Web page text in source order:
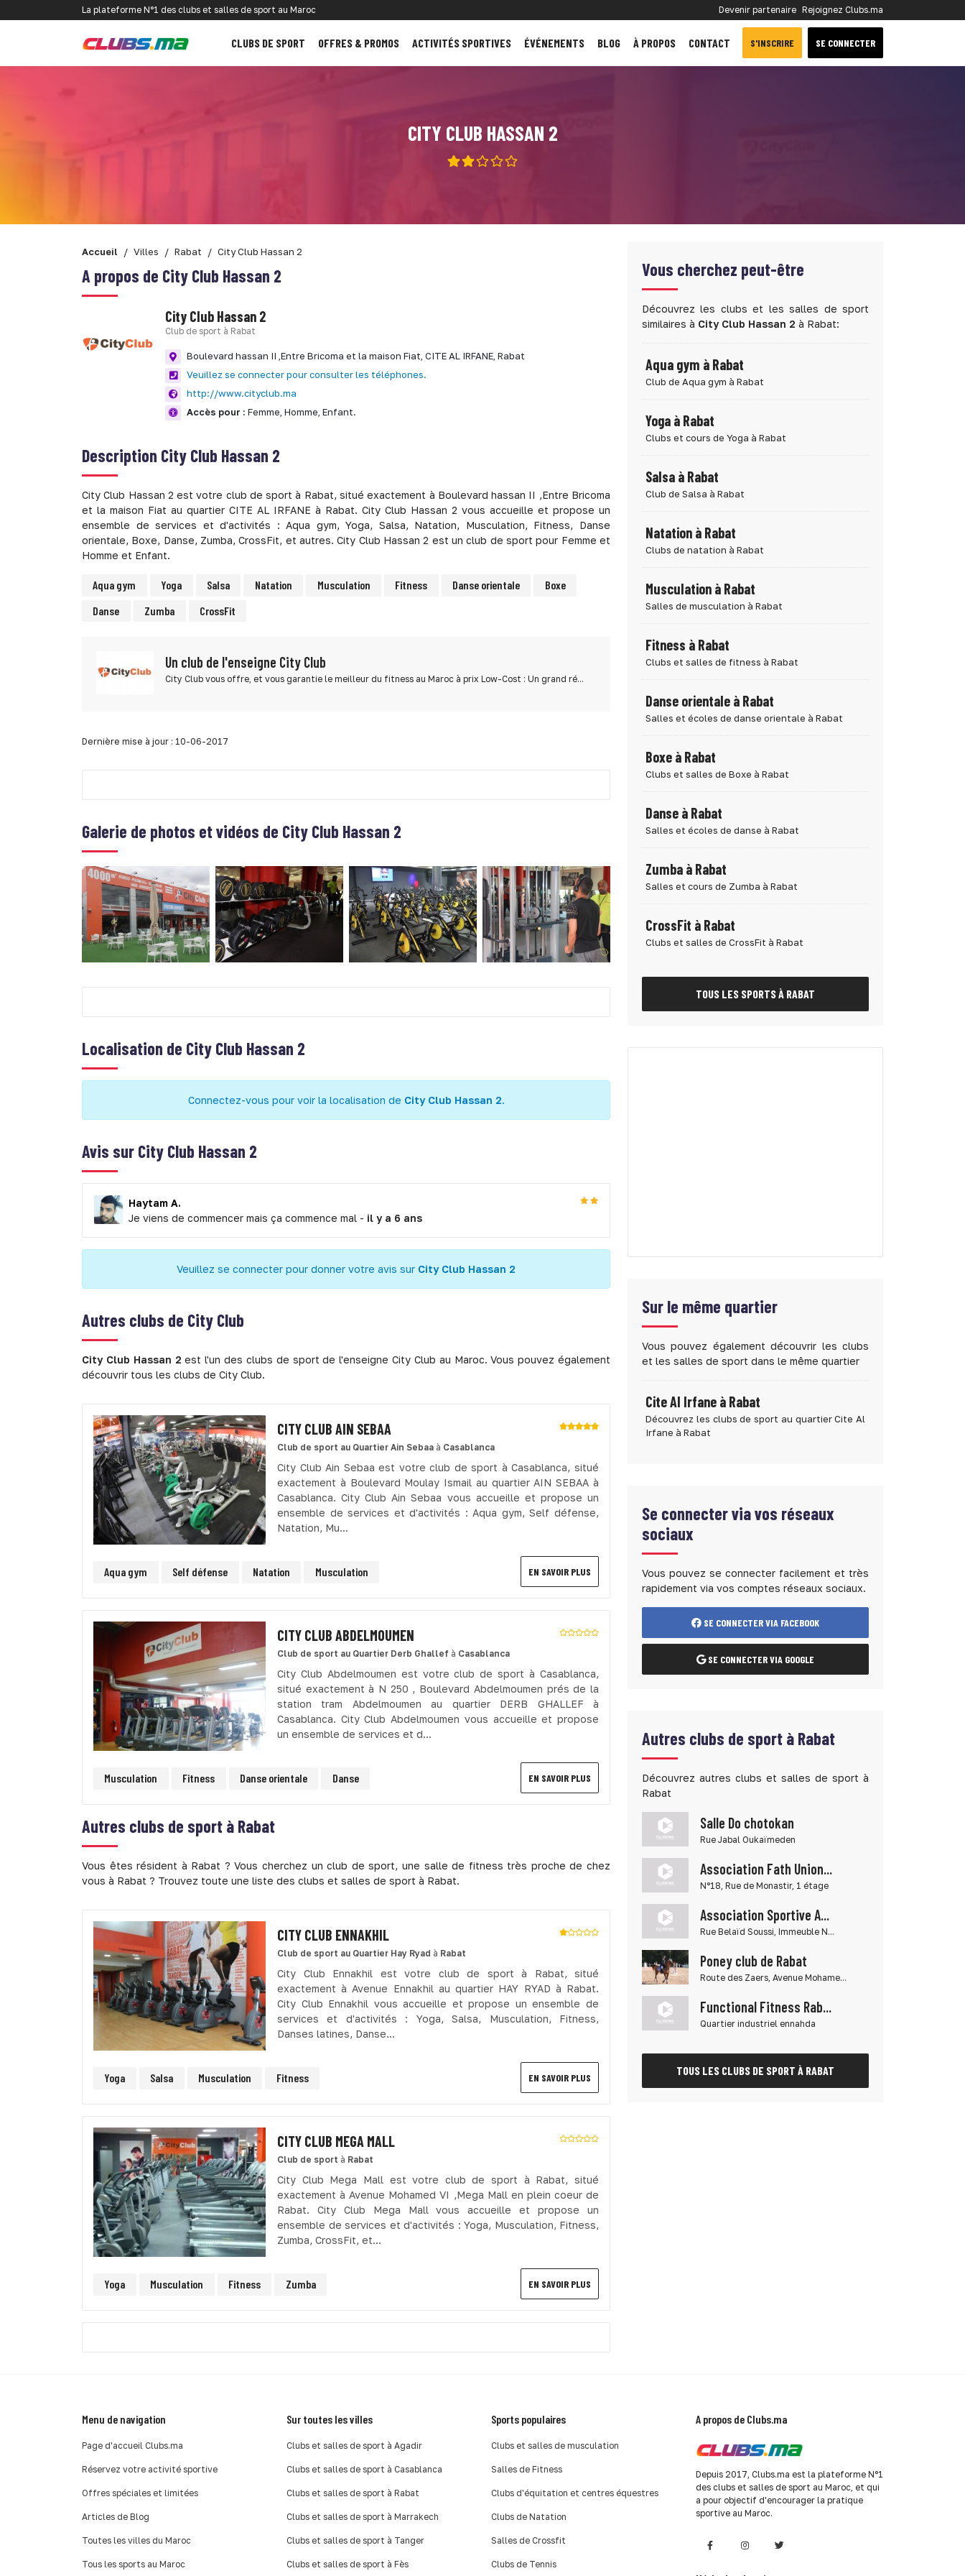
La plateforme N°1 des clubs et salles de sport au Maroc Devenir partenaire Rejoignez Clubs.ma
CLUBS DE SPORT OFFRES & PROMOS ACTIVITÉS SPORTIVES ÉVÉNEMENTS BLOG À PROPOS CONTACT S'INSCRIRE SE CONNECTER
CITY CLUB HASSAN 2
Accueil Villes Rabat City Club Hassan 2
A propos de City Club Hassan 2
City Club Hassan 2
Club de sport à Rabat
Boulevard hassan II ,Entre Bricoma et la maison Fiat, CITE AL IRFANE, Rabat
Veuillez se connecter pour consulter les téléphones.
http://www.cityclub.ma
Accès pour : Femme, Homme, Enfant.
Description City Club Hassan 2
City Club Hassan 2 est votre club de sport à Rabat, situé exactement à Boulevard hassan II ,Entre Bricoma
et la maison Fiat au quartier CITE AL IRFANE à Rabat. City Club Hassan 2 vous accueille et propose un
ensemble de services et d'activités : Aqua gym, Yoga, Salsa, Natation, Musculation, Fitness, Danse
orientale, Boxe, Danse, Zumba, CrossFit, et autres. City Club Hassan 2 est un club de sport pour Femme et
Homme et Enfant.
Aqua gym Yoga Salsa Natation Musculation Fitness Danse orientale
Boxe
Danse
Zumba CrossFit
Un club de l'enseigne City Club
City Club vous offre, et vous garantie le meilleur du fitness au Maroc à prix Low-Cost : Un grand ré...
Dernière mise à jour : 10-06-2017
Galerie de photos et vidéos de City Club Hassan 2
Localisation de City Club Hassan 2
Connectez-vous pour voir la localisation de City Club Hassan 2.
Avis sur City Club Hassan 2
Haytam A.
Je viens de commencer mais ça commence mal - il y a 6 ans
Veuillez se connecter pour donner votre avis sur City Club Hassan 2
Autres clubs de City Club
City Club Hassan 2 est l'un des clubs de sport de l'enseigne City Club au Maroc. Vous pouvez également
découvrir tous les clubs de City Club.
CITY CLUB AIN SEBAA
Club de sport au Quartier Ain Sebaa à Casablanca
City Club Ain Sebaa est votre club de sport à Casablanca, situé
exactement à Boulevard Moulay Ismail au quartier AIN SEBAA à
Casablanca. City Club Ain Sebaa vous accueille et propose un
ensemble de services et d'activités : Aqua gym, Self défense,
Natation, Mu...
Aqua gym Self défense Natation Musculation EN SAVOIR PLUS
CITY CLUB ABDELMOUMEN
Club de sport au Quartier Derb Ghallef à Casablanca
City Club Abdelmoumen est votre club de sport à Casablanca,
situé exactement à N 250 , Boulevard Abdelmoumen prés de la
station tram Abdelmoumen au quartier DERB GHALLEF à
Casablanca. City Club Abdelmoumen vous accueille et propose
un ensemble de services et d...
Musculation Fitness Danse orientale Danse EN SAVOIR PLUS
Autres clubs de sport à Rabat
Vous êtes résident à Rabat ? Vous cherchez un club de sport, une salle de fitness très proche de chez
vous à Rabat ? Trouvez toute une liste des clubs et salles de sport à Rabat.
CITY CLUB ENNAKHIL
Club de sport au Quartier Hay Ryad à Rabat
City Club Ennakhil est votre club de sport à Rabat, situé
exactement à Avenue Ennakhil au quartier HAY RYAD à Rabat.
City Club Ennakhil vous accueille et propose un ensemble de
services et d'activités : Yoga, Salsa, Musculation, Fitness,
Danses latines, Danse...
Yoga Salsa Musculation Fitness EN SAVOIR PLUS
CITY CLUB MEGA MALL
Club de sport à Rabat
City Club Mega Mall est votre club de sport à Rabat, situé
exactement à Avenue Mohamed VI ,Mega Mall en plein coeur de
Rabat. City Club Mega Mall vous accueille et propose un
ensemble de services et d'activités : Yoga, Musculation, Fitness,
Zumba, CrossFit, et...
Yoga Musculation Fitness Zumba EN SAVOIR PLUS
Vous cherchez peut-être
Découvrez les clubs et les salles de sport
similaires à City Club Hassan 2 à Rabat:
Aqua gym à Rabat
Club de Aqua gym à Rabat
Yoga à Rabat
Clubs et cours de Yoga à Rabat
Salsa à Rabat
Club de Salsa à Rabat
Natation à Rabat
Clubs de natation à Rabat
Musculation à Rabat
Salles de musculation à Rabat
Fitness à Rabat
Clubs et salles de fitness à Rabat
Danse orientale à Rabat
Salles et écoles de danse orientale à Rabat
Boxe à Rabat
Clubs et salles de Boxe à Rabat
Danse à Rabat
Salles et écoles de danse à Rabat
Zumba à Rabat
Salles et cours de Zumba à Rabat
CrossFit à Rabat
Clubs et salles de CrossFit à Rabat
TOUS LES SPORTS À RABAT
Sur le même quartier
Vous pouvez également découvrir les clubs
et les salles de sport dans le même quartier
Cite Al Irfane à Rabat
Découvrez les clubs de sport au quartier Cite Al
Irfane à Rabat
Se connecter via vos réseaux
sociaux
Vous pouvez se connecter facilement et très
rapidement via vos comptes réseaux sociaux.
SE CONNECTER VIA FACEBOOK
SE CONNECTER VIA GOOGLE
Autres clubs de sport à Rabat
Découvrez autres clubs et salles de sport à
Rabat
Salle Do chotokan
Rue Jabal Oukaïmeden
Association Fath Union...
N°18, Rue de Monastir, 1 étage
Association Sportive A...
Rue Belaïd Soussi, Immeuble N...
Poney club de Rabat
Route des Zaers, Avenue Mohame...
Functional Fitness Rab...
Quartier industriel ennahda
TOUS LES CLUBS DE SPORT À RABAT
Menu de navigation
Page d'accueil Clubs.ma
Réservez votre activité sportive
Offres spéciales et limitées
Articles de Blog
Toutes les villes du Maroc
Tous les sports au Maroc
Sur toutes les villes
Clubs et salles de sport à Agadir
Clubs et salles de sport à Casablanca
Clubs et salles de sport à Rabat
Clubs et salles de sport à Marrakech
Clubs et salles de sport à Tanger
Clubs et salles de sport à Fès
Sports populaires
Clubs et salles de musculation
Salles de Fitness
Clubs d'équitation et centres équestres
Clubs de Natation
Salles de Crossfit
Clubs de Tennis
A propos de Clubs.ma
Depuis 2017, Clubs.ma est la plateforme N°1
des clubs et salles de sport au Maroc, et qui
a pour objectif d'encourager la pratique
sportive au Maroc.